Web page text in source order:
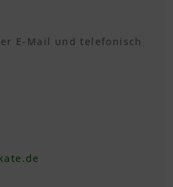
E-Mail und telefonisch